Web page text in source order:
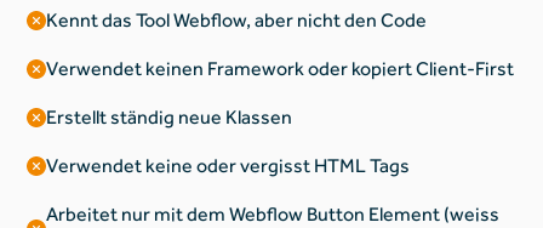
Kennt das Tool Webflow, aber nicht den Code
Verwendet keinen Framework oder kopiert Client-First
Erstellt ständig neue Klassen
Verwendet keine oder vergisst HTML Tags
Arbeitet nur mit dem Webflow Button Element (weiss